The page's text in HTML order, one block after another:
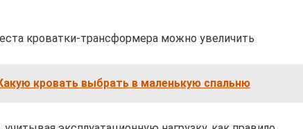
кроватки-трансформера можно увеличить
кровать выбрать в маленькую спальню